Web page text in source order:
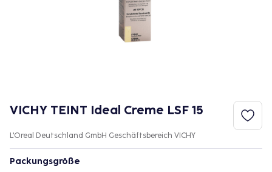
VICHY TEINT Ideal Creme LSF 15
L'Oreal Deutschland GmbH Geschäftsbereich VICHY
Packungsgröße